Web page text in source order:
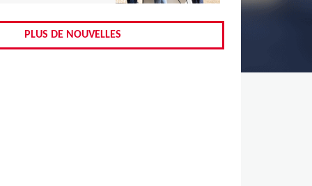
,
,
PLUS DE NOUVELLES